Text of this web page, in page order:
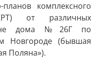
комплексного
от различных
дома №26Г по
Новгороде (бывшая
Поляна»).